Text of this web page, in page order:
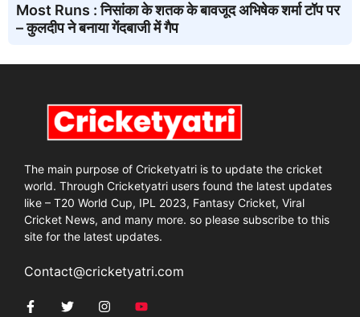
Most Runs : निसांका के शतक के बावजूद अभिषेक शर्मा टॉप पर
– कुलदीप ने बनाया गेंदबाजी में गैप
The main purpose of Cricketyatri is to update the cricket
world. Through Cricketyatri users found the latest updates
like – T20 World Cup, IPL 2023, Fantasy Cricket, Viral
Cricket News, and many more. so please subscribe to this
site for the latest updates.
Contact@cricketyatri.com